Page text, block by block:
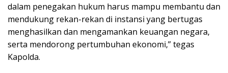
dalam penegakan hukum harus mampu membantu dan
mendukung rekan-rekan di instansi yang bertugas
menghasilkan dan mengamankan keuangan negara,
serta mendorong pertumbuhan ekonomi,” tegas
Kapolda.